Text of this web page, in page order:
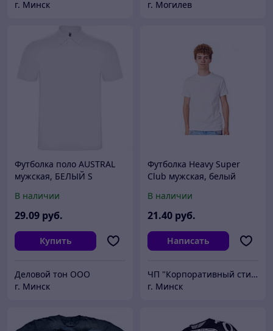
г. Минск г. Могилев
Футболка поло AUSTRAL
мужская, БЕЛЫЙ S
В наличии
29.09 руб.
Купить
Деловой тон ООО
г. Минск
Футболка Heavy Super
Club мужская, белый
В наличии
21.40 руб.
Написать
ЧП "Корпоративный стиль"
г. Минск